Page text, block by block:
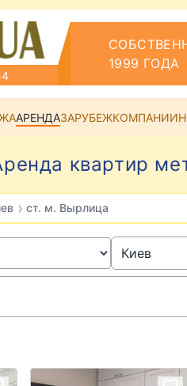
1999 ГОДА
АРЕНДАЗАРУБЕЖКОМПАНИИ
квартир
› ст. м. Вырлица